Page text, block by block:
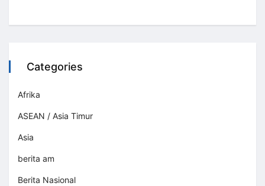
Categories
Afrika
ASEAN / Asia Timur
Asia
berita am
Berita Nasional